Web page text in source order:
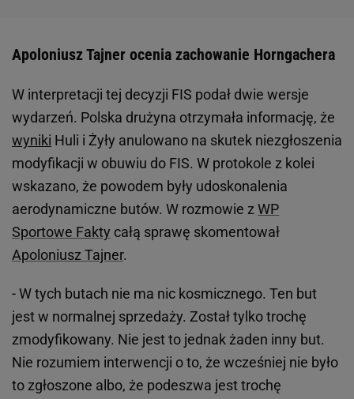
Apoloniusz Tajner ocenia zachowanie Horngachera
W interpretacji tej decyzji FIS podał dwie wersje
wydarzeń. Polska drużyna otrzymała informację, że
wyniki Huli i Żyły anulowano na skutek niezgłoszenia
modyfikacji w obuwiu do FIS. W protokole z kolei
wskazano, że powodem były udoskonalenia
aerodynamiczne butów. W rozmowie zWP
Sportowe Fakty całą sprawę skomentował
Apoloniusz Tajner.
- W tych butach nie ma nic kosmicznego. Ten but
jest w normalnej sprzedaży. Został tylko trochę
zmodyfikowany. Nie jest to jednak żaden inny but.
Nie rozumiem interwencji o to, że wcześniej nie było
to zgłoszone albo, że podeszwa jest trochę